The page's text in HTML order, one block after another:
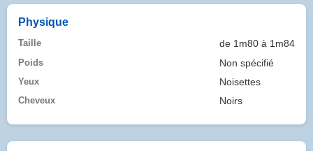
Physique
Taille de 1m80 à 1m84
Poids Non spécifié
Yeux Noisettes
Cheveux Noirs